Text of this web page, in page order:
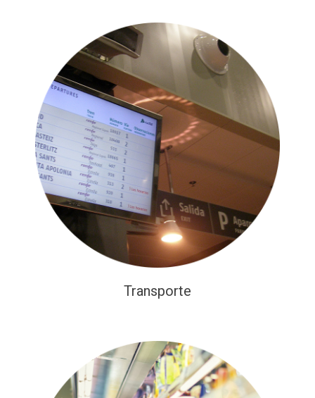
Transporte